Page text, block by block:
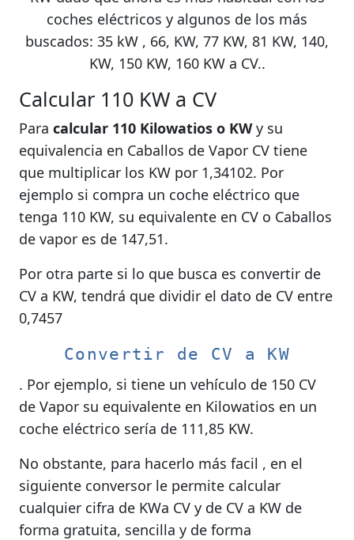
coches eléctricos y algunos de los más
buscados: 35 kW , 66, KW, 77 KW, 81 KW, 140,
KW, 150 KW, 160 KW a CV..
Calcular 110 KW a CV
Para calcular 110 Kilowatios o KWy su
equivalencia en Caballos de Vapor CV tiene
que multiplicar los KW por 1,34102. Por
ejemplo si compra un coche eléctrico que
tenga 110 KW, su equivalente en CV o Caballos
de vapor es de 147,51.
Por otra parte si lo que busca es convertir de
CV a KW, tendrá que dividir el dato de CV entre
0,7457
Convertir de CV a KW
. Por ejemplo, si tiene un vehículo de 150 CV
de Vapor su equivalente en Kilowatios en un
coche eléctrico sería de 111,85 KW.
No obstante, para hacerlo más facil , en el
siguiente conversor le permite calcular
cualquier cifra de KWa CV y de CV a KW de
forma gratuita, sencilla y de forma